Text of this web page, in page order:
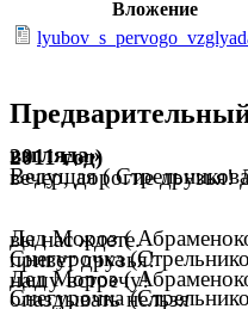
Вложение
«Любовь с первого взгляда»
(8-11 классы 2011 год)
Ведущая ( Стрельникова К.) Добрый вечер,
Дед Мороз ( Абраменоко Н.) Вижу я, что вы нас ждете.
Снегурочка (Стрельникова Н.) Мы пришли привет друзья!
Дед Мороз ( Абраменоко Н.) Начинаем нашу встречу!
Снегурочка (Стрельникова Н.) Нам опаздывать нельзя